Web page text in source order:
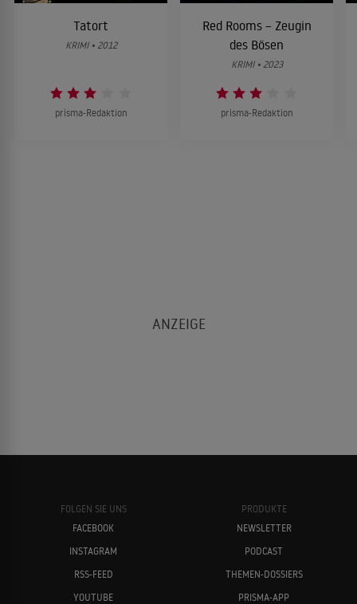
Tatort
KRIMI • 2012
prisma-Redaktion
Red Rooms – Zeugin
des Bösen
KRIMI • 2023
prisma-Redaktion
FOLGEN SIE UNS
FACEBOOK
INSTAGRAM
RSS-FEED
YOUTUBE
PRODUKTE
NEWSLETTER
PODCAST
THEMEN-DOSSIERS
PRISMA-APP